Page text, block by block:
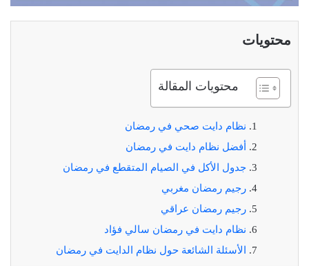
محتويات
محتويات المقالة
نظام دايت صحي في رمضان
أفضل نظام دايت في رمضان
جدول الأكل في الصيام المتقطع في رمضان
رجيم رمضان مغربي
رجيم رمضان عراقي
نظام دايت في رمضان سالي فؤاد
الأسئلة الشائعة حول نظام الدايت في رمضان